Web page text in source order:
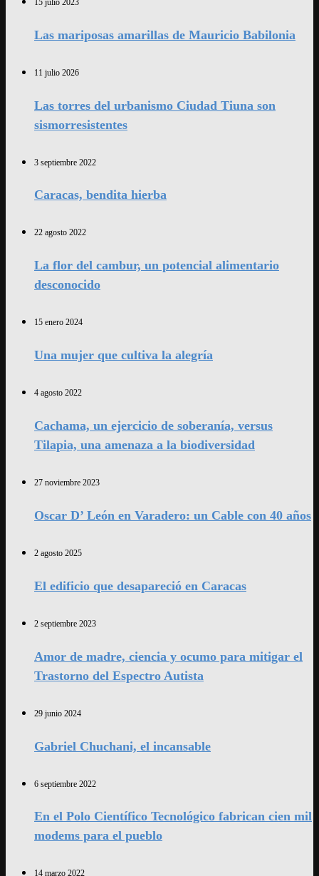
Las mariposas amarillas de Mauricio Babilonia
11 julio 2026
Las torres del urbanismo Ciudad Tiuna son
sismorresistentes
3 septiembre 2022
Caracas, bendita hierba
22 agosto 2022
La flor del cambur, un potencial alimentario
desconocido
15 enero 2024
Una mujer que cultiva la alegría
4 agosto 2022
Cachama, un ejercicio de soberanía, versus
Tilapia, una amenaza a la biodiversidad
27 noviembre 2023
Oscar D’ León en Varadero: un Cable con 40 años
2 agosto 2025
El edificio que desapareció en Caracas
2 septiembre 2023
Amor de madre, ciencia y ocumo para mitigar el
Trastorno del Espectro Autista
29 junio 2024
Gabriel Chuchani, el incansable
6 septiembre 2022
En el Polo Científico Tecnológico fabrican cien mil
modems para el pueblo
14 marzo 2022